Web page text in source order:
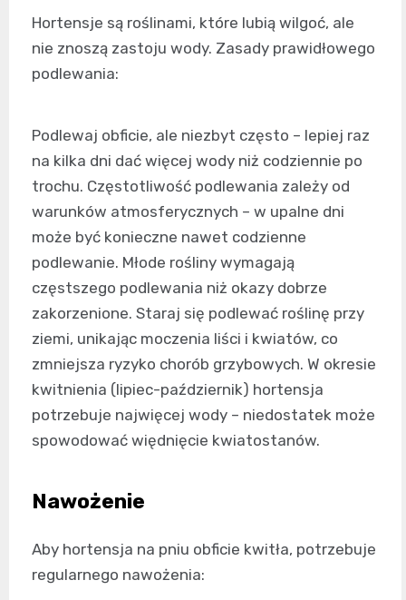
Hortensje są roślinami, które lubią wilgoć, ale
nie znoszą zastoju wody. Zasady prawidłowego
podlewania:
Podlewaj obficie, ale niezbyt często – lepiej raz
na kilka dni dać więcej wody niż codziennie po
trochu. Częstotliwość podlewania zależy od
warunków atmosferycznych – w upalne dni
może być konieczne nawet codzienne
podlewanie. Młode rośliny wymagają
częstszego podlewania niż okazy dobrze
zakorzenione. Staraj się podlewać roślinę przy
ziemi, unikając moczenia liści i kwiatów, co
zmniejsza ryzyko chorób grzybowych. W okresie
kwitnienia (lipiec-październik) hortensja
potrzebuje najwięcej wody – niedostatek może
spowodować więdnięcie kwiatostanów.
Nawożenie
Aby hortensja na pniu obficie kwitła, potrzebuje
regularnego nawożenia: